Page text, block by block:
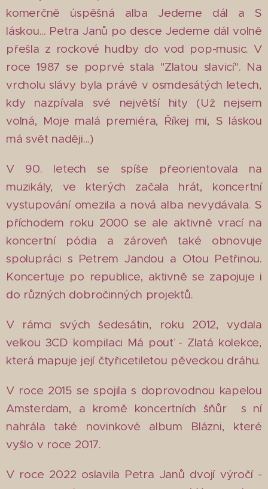
komerčně úspěšná alba Jedeme dál a S
láskou... Petra Janů po desce Jedeme dál volně
přešla z rockové hudby do vod pop-music. V
roce 1987 se poprvé stala "Zlatou slavicí". Na
vrcholu slávy byla právě v osmdesátých letech,
kdy nazpívala své největší hity (Už nejsem
volná, Moje malá premiéra, Říkej mi, S láskou
má svět naději...)
V 90. letech se spíše přeorientovala na
muzikály, ve kterých začala hrát, koncertní
vystupování omezila a nová alba nevydávala. S
příchodem roku 2000 se ale aktivně vrací na
koncertní pódia a zároveň také obnovuje
spolupráci s Petrem Jandou a Otou Petřinou.
Koncertuje po republice, aktivně se zapojuje i
do různých dobročinných projektů.
V rámci svých šedesátin, roku 2012, vydala
velkou 3CD kompilaci Má pouť - Zlatá kolekce,
která mapuje její čtyřicetiletou pěveckou dráhu.
V roce 2015 se spojila s doprovodnou kapelou
Amsterdam, a kromě koncertních šňůr s ní
nahrála také novinkové album Blázni, které
vyšlo v roce 2017.
V roce 2022 oslavila Petra Janů dvojí výročí -